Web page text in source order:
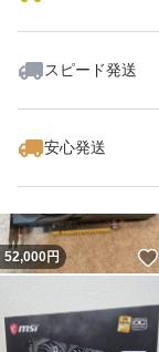
スピード発送
安心発送
52,000円